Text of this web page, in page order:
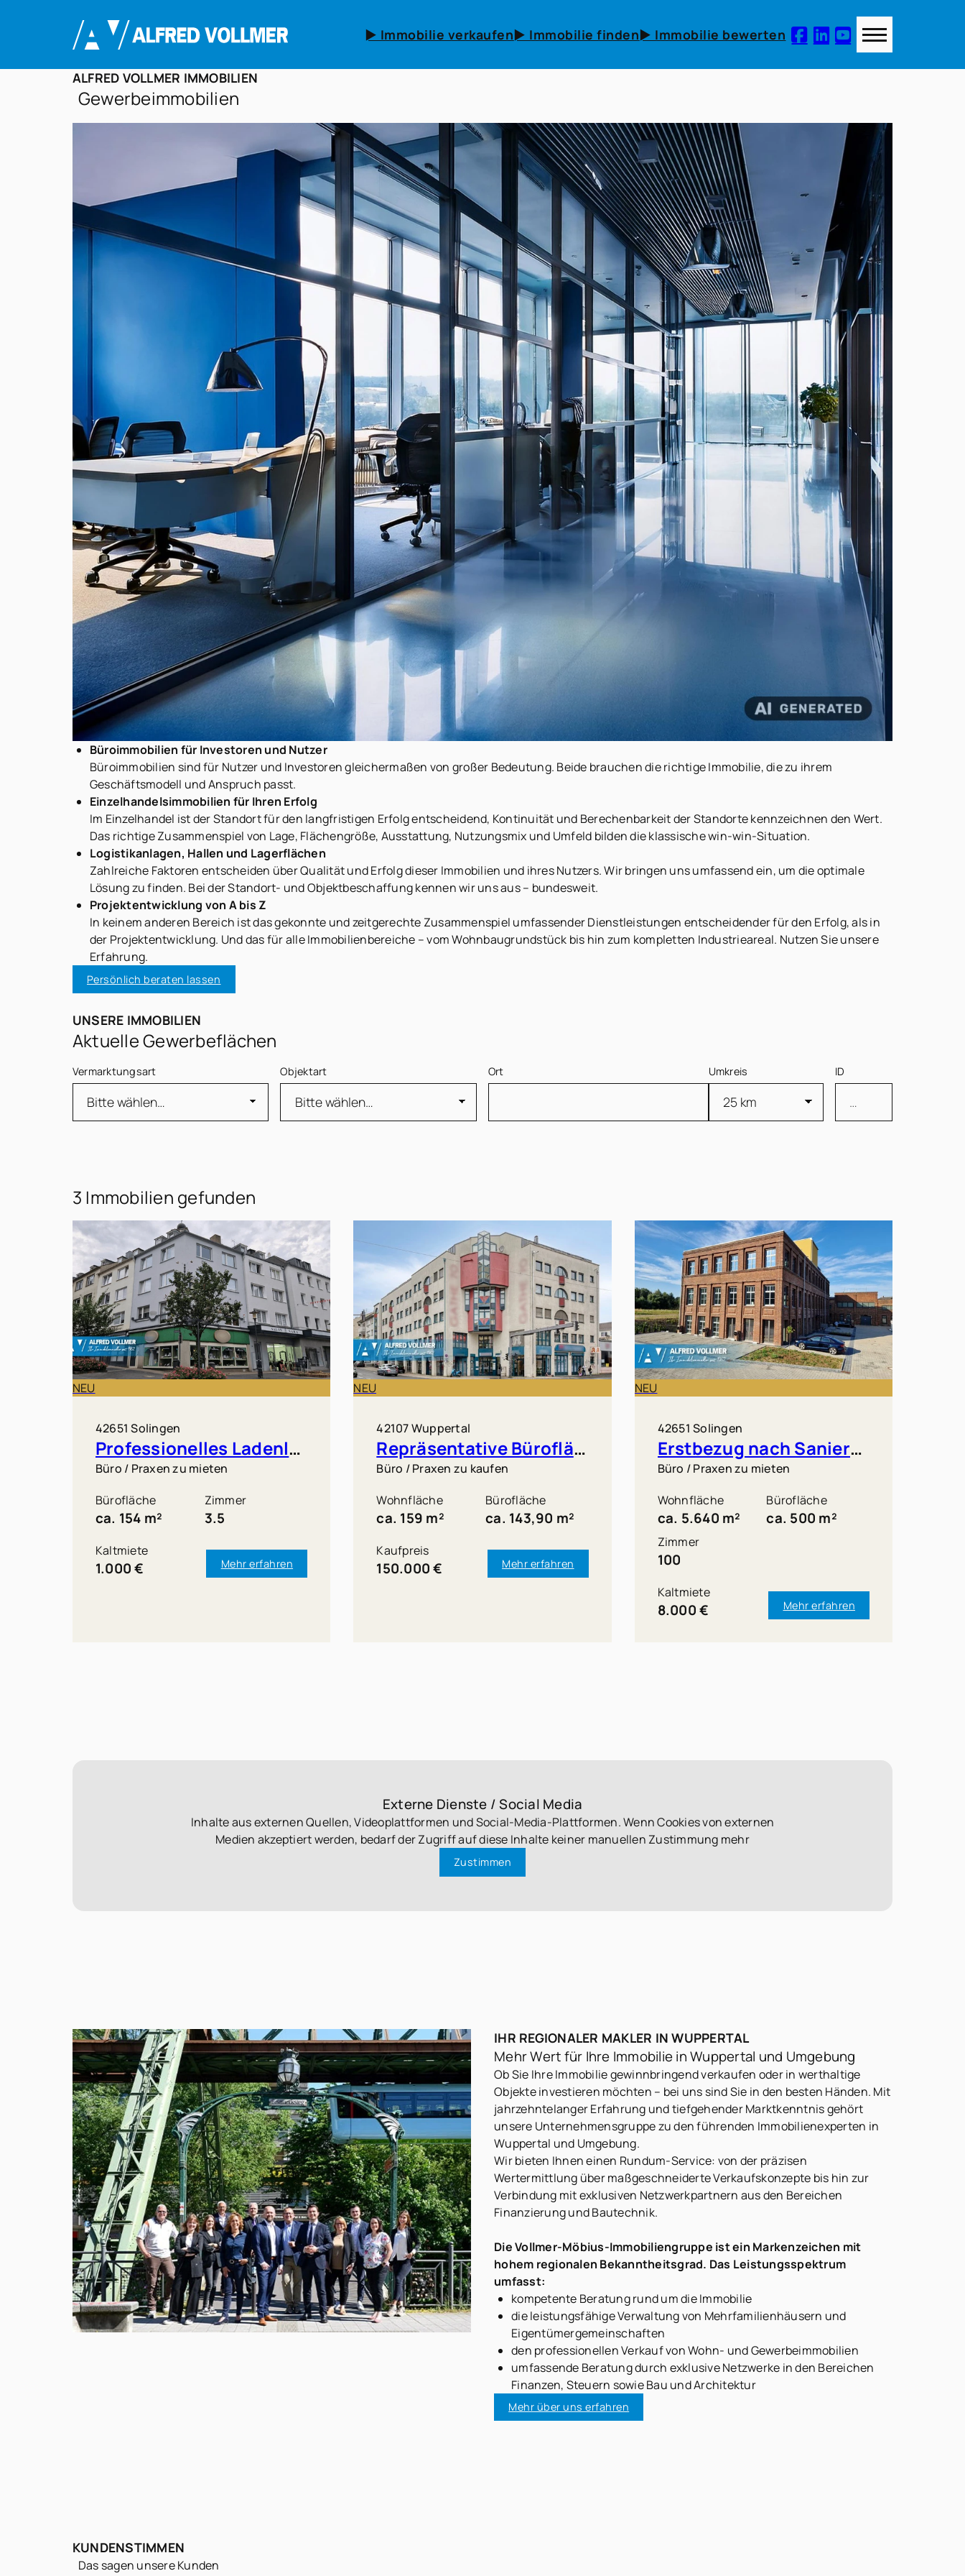
► Immobilie verkaufen► Immobilie finden► Immobilie bewerten
ALFRED VOLLMER IMMOBILIEN
Gewerbeimmobilien
Büroimmobilien für Investoren und Nutzer
Büroimmobilien sind für Nutzer und Investoren gleichermaßen von großer Bedeutung. Beide brauchen die richtige Immobilie, die zu ihrem
Geschäftsmodell und Anspruch passt.
Einzelhandelsimmobilien für Ihren Erfolg
Im Einzelhandel ist der Standort für den langfristigen Erfolg entscheidend, Kontinuität und Berechenbarkeit der Standorte kennzeichnen den Wert.
Das richtige Zusammenspiel von Lage, Flächengröße, Ausstattung, Nutzungsmix und Umfeld bilden die klassische win-win-Situation.
Logistikanlagen, Hallen und Lagerflächen
Zahlreiche Faktoren entscheiden über Qualität und Erfolg dieser Immobilien und ihres Nutzers. Wir bringen uns umfassend ein, um die optimale
Lösung zu finden. Bei der Standort- und Objektbeschaffung kennen wir uns aus – bundesweit.
Projektentwicklung von A bis Z
In keinem anderen Bereich ist das gekonnte und zeitgerechte Zusammenspiel umfassender Dienstleistungen entscheidender für den Erfolg, als in
der Projektentwicklung. Und das für alle Immobilienbereiche – vom Wohnbaugrundstück bis hin zum kompletten Industrieareal. Nutzen Sie unsere
Erfahrung.
Persönlich beraten lassen
UNSERE IMMOBILIEN
Aktuelle Gewerbeflächen
Vermarktungsart Objektart Ort Umkreis ID
3 Immobilien gefunden
NEU
42651 Solingen
Professionelles Ladenlokal in Solingen-Mitte
Büro / Praxen zu mieten
Bürofläche
ca. 154 m²
Zimmer
3.5
Kaltmiete
1.000 € Mehr erfahren
NEU
42107 Wuppertal
Repräsentative Bürofläche mit Weitblick
Büro / Praxen zu kaufen
Wohnfläche
ca. 159 m²
Bürofläche
ca. 143,90 m²
Kaufpreis
150.000 € Mehr erfahren
NEU
42651 Solingen
Erstbezug nach Sanierung - Büros und Gewerbeflächen in Solingen zur Miete!
Büro / Praxen zu mieten
Wohnfläche
ca. 5.640 m²
Bürofläche
ca. 500 m²
Zimmer
100
Kaltmiete
8.000 € Mehr erfahren
Externe Dienste / Social Media
Inhalte aus externen Quellen, Videoplattformen und Social-Media-Plattformen. Wenn Cookies von externen
Medien akzeptiert werden, bedarf der Zugriff auf diese Inhalte keiner manuellen Zustimmung mehr
Zustimmen
IHR REGIONALER MAKLER IN WUPPERTAL
Mehr Wert für Ihre Immobilie in Wuppertal und Umgebung
Ob Sie Ihre Immobilie gewinnbringend verkaufen oder in werthaltige
Objekte investieren möchten – bei uns sind Sie in den besten Händen. Mit
jahrzehntelanger Erfahrung und tiefgehender Marktkenntnis gehört
unsere Unternehmensgruppe zu den führenden Immobilienexperten in
Wuppertal und Umgebung.
Wir bieten Ihnen einen Rundum-Service: von der präzisen
Wertermittlung über maßgeschneiderte Verkaufskonzepte bis hin zur
Verbindung mit exklusiven Netzwerkpartnern aus den Bereichen
Finanzierung und Bautechnik.
Die Vollmer-Möbius-Immobiliengruppe ist ein Markenzeichen mit
hohem regionalen Bekanntheitsgrad. Das Leistungsspektrum
umfasst:
kompetente Beratung rund um die Immobilie
die leistungsfähige Verwaltung von Mehrfamilienhäusern und
Eigentümergemeinschaften
den professionellen Verkauf von Wohn- und Gewerbeimmobilien
umfassende Beratung durch exklusive Netzwerke in den Bereichen
Finanzen, Steuern sowie Bau und Architektur
Mehr über uns erfahren
KUNDENSTIMMEN
Das sagen unsere Kunden